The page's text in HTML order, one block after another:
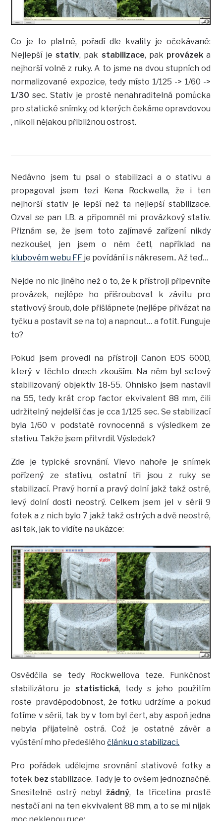
Co je to platné, pořadí dle kvality je očekávané:
Nejlepší je stativ, pak stabilizace, pak provázek a
nejhorší volně z ruky. A to jsme na dvou stupních od
normalizované expozice, tedy místo 1/125 -> 1/60 ->
1/30 sec. Stativ je prostě nenahraditelná pomůcka
pro statické snímky, od kterých čekáme opravdovou
, nikoli nějakou přibližnou ostrost.
Nedávno jsem tu psal o stabilizaci a o stativu a
propagoval jsem tezi Kena Rockwella, že i ten
nejhorší stativ je lepší než ta nejlepší stabilizace.
Ozval se pan I.B. a připomněl mi provázkový stativ.
Přiznám se, že jsem toto zajímavé zařízení nikdy
nezkoušel, jen jsem o něm četl, například na
klubovém webu FF je povídání i s nákresem.. Až teď…
Nejde no nic jiného než o to, že k přístroji připevníte
provázek, nejlépe ho přišroubovat k závitu pro
stativový šroub, dole přišlápnete (nejlépe přivázat na
tyčku a postavit se na to) a napnout… a fotit. Funguje
to?
Pokud jsem provedl na přístroji Canon EOS 600D,
který v těchto dnech zkouším. Na něm byl setový
stabilizovaný objektiv 18-55. Ohnisko jsem nastavil
na 55, tedy krát crop factor ekvivalent 88 mm, čili
udržitelný nejdelší čas je cca 1/125 sec. Se stabilizací
byla 1/60 v podstatě rovnocenná s výsledkem ze
stativu. Takže jsem přitvrdil. Výsledek?
Zde je typické srovnání. Vlevo nahoře je snímek
pořízený ze stativu, ostatní tři jsou z ruky se
stabilizací. Pravý horní a pravý dolní jakž takž ostré,
levý dolní dosti neostrý. Celkem jsem jel v sérii 9
fotek a z nich bylo 7 jakž takž ostrých a dvě neostré,
asi tak, jak to vidíte na ukázce:
Osvědčila se tedy Rockwellova teze. Funkčnost
stabilizátoru jestatistická, tedy s jeho použitím
roste pravděpodobnost, že fotku udržíme a pokud
fotíme v sérii, tak by v tom byl čert, aby aspoň jedna
nebyla přijatelně ostrá. Což je ostatně závěr a
vyústění mho předešléhočlánku o stabilizaci.
Pro pořádek udělejme srovnání stativové fotky a
fotek bez stabilizace. Tady je to ovšem jednoznačné.
Snesitelně ostrý nebylžádný, ta třicetina prostě
nestačí ani na ten ekvivalent 88 mm, a to se mi nijak